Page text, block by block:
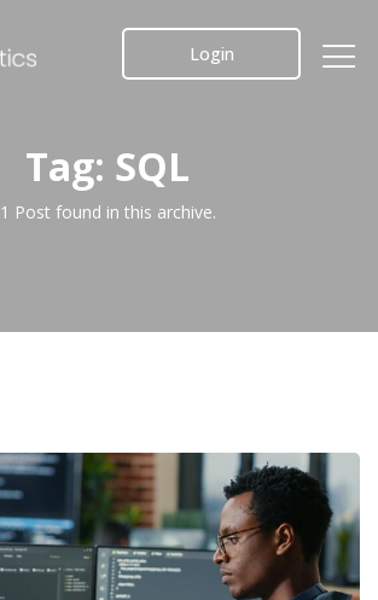
Login
Tag: SQL
1 Post found in this archive.